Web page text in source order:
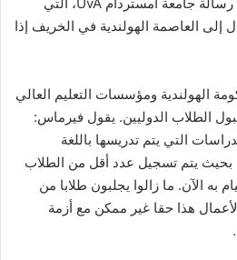
إلى العاصمة الهولندية في الخريف إذا
الهولندية ومؤسسات التعليم العالي
الطلاب الدوليين. يقول فيرماس:
التي يتم تدريسها باللغة
بحيث يتم تسجيل عدد أقل من الطلاب
به الآن. ما زالوا يجلبون طلابا من
هذا حقا غير ممكن مع أزمة